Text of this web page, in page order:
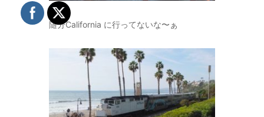
随分California に行ってないな〜ぁ